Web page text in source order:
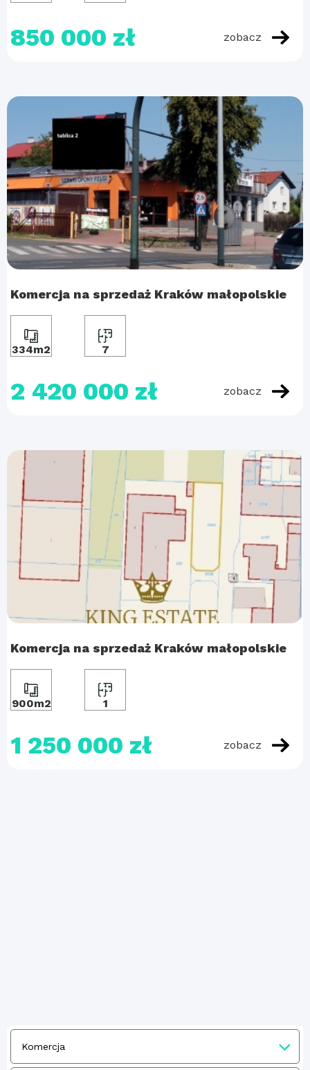
850 000 zł zobacz
Komercja na sprzedaż Kraków małopolskie
334m2 7
2 420 000 zł zobacz
Komercja na sprzedaż Kraków małopolskie
900m2 1
1 250 000 zł zobacz